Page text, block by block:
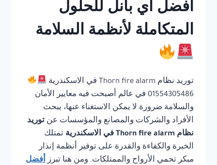
أفضل أي بانل للحلول
المتكاملة لأنظمة السلامة
توريد نظام Thorn fire alarm في الاسكندرية
01554305486 في عالم أصبحت فيه معايير الأمان
والسلامة ضرورة لا يمكن الاستغناء عنها، يبحث
الأفراد والشركات والمصانع والمؤسسات عن توريد
نظام Thorn fire alarm في الاسكندرية
تمتلك
الخبرة والكفاءة والقدرة على توفير أنظمة إنذار
مبكر تحمي الأرواح والممتلكات. ومن هنا تبرز أفضل